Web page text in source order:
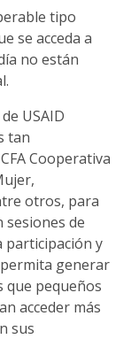
tipo
se acceda a
no están
USAID
tan
Cooperativa
otros, para
de
participación y
generar
que pequeños
acceder más
sus